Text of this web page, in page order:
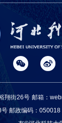
翔街26号 邮箱：
号 邮政编码：050018